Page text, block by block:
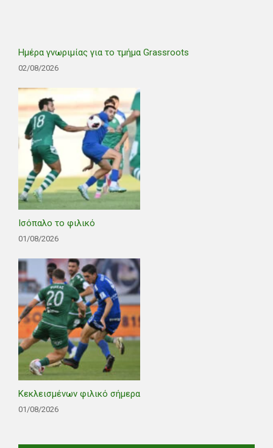
Ημέρα γνωριμίας για το τμήμα Grassroots
02/08/2026
Ισόπαλο το φιλικό
01/08/2026
Κεκλεισμένων φιλικό σήμερα
01/08/2026